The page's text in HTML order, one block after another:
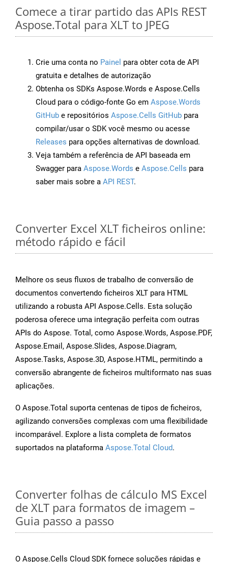
Comece a tirar partido das APIs REST
Aspose.Total para XLT to JPEG
Crie uma conta no Painel para obter cota de API
gratuita e detalhes de autorização
Obtenha os SDKs Aspose.Words e Aspose.Cells
Cloud para o código-fonte Go em Aspose.Words
GitHub e repositórios Aspose.Cells GitHub para
compilar/usar o SDK você mesmo ou acesse
Releases para opções alternativas de download.
Veja também a referência de API baseada em
Swagger para Aspose.Words e Aspose.Cells para
saber mais sobre a API REST.
Converter Excel XLT ficheiros online:
método rápido e fácil
Melhore os seus fluxos de trabalho de conversão de
documentos convertendo ficheiros XLT para HTML
utilizando a robusta API Aspose.Cells. Esta solução
poderosa oferece uma integração perfeita com outras
APIs do Aspose. Total, como Aspose.Words, Aspose.PDF,
Aspose.Email, Aspose.Slides, Aspose.Diagram,
Aspose.Tasks, Aspose.3D, Aspose.HTML, permitindo a
conversão abrangente de ficheiros multiformato nas suas
aplicações.
O Aspose.Total suporta centenas de tipos de ficheiros,
agilizando conversões complexas com uma flexibilidade
incomparável. Explore a lista completa de formatos
suportados na plataforma Aspose.Total Cloud.
Converter folhas de cálculo MS Excel
de XLT para formatos de imagem –
Guia passo a passo
O Aspose.Cells Cloud SDK fornece soluções rápidas e